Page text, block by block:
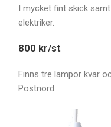
I mycket fint skick
elektriker.
800 kr/st
Finns tre lampor kvar
Postnord.